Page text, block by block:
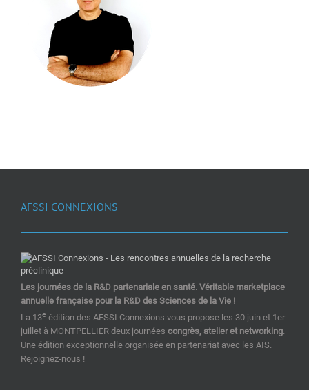
AFSSI CONNEXIONS
Les journées de la R&D partenariale en santé. Véritable marketplace
annuelle française pour la R&D des Sciences de la Vie !
La 13e édition des AFSSI Connexions vous propose les 30 juin et 1er
juillet à MONTPELLIER deux journées congrès, atelier et networking.
Une édition exceptionnelle organisée en partenariat avec les AIS.
Rejoignez-nous !